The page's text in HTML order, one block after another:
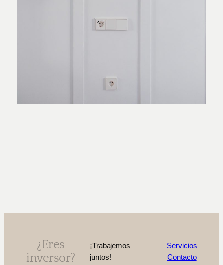
¿Eres
inversor?
¡Trabajemos
juntos!
Servicios
Contacto